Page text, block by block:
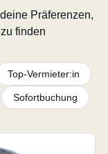
Präferenzen,
finden
Top-Vermieter:in
Sofortbuchung